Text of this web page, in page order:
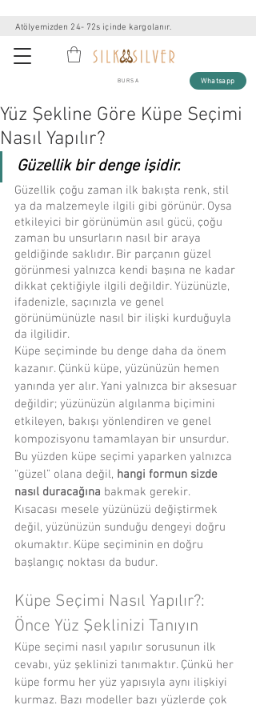
BURSA
Atölyemizden 24- 72s içinde kargolanır.
Whatsapp
Yüz Şekline Göre Küpe Seçimi
Nasıl Yapılır?
Güzellik bir denge işidir.
Güzellik çoğu zaman ilk bakışta renk, stil
ya da malzemeyle ilgili gibi görünür. Oysa
etkileyici bir görünümün asıl gücü, çoğu
zaman bu unsurların nasıl bir araya
geldiğinde saklıdır. Bir parçanın güzel
görünmesi yalnızca kendi başına ne kadar
dikkat çektiğiyle ilgili değildir. Yüzünüzle,
ifadenizle, saçınızla ve genel
görünümünüzle nasıl bir ilişki kurduğuyla
da ilgilidir.
Küpe seçiminde bu denge daha da önem
kazanır. Çünkü küpe, yüzünüzün hemen
yanında yer alır. Yani yalnızca bir aksesuar
değildir; yüzünüzün algılanma biçimini
etkileyen, bakışı yönlendiren ve genel
kompozisyonu tamamlayan bir unsurdur.
Bu yüzden küpe seçimi yaparken yalnızca
“güzel” olana değil, hangi formun sizde
nasıl duracağına bakmak gerekir.
Kısacası mesele yüzünüzü değiştirmek
değil, yüzünüzün sunduğu dengeyi doğru
okumaktır. Küpe seçiminin en doğru
başlangıç noktası da budur.
Küpe Seçimi Nasıl Yapılır?:
Önce Yüz Şeklinizi Tanıyın
Küpe seçimi nasıl yapılır sorusunun ilk
cevabı, yüz şeklinizi tanımaktır. Çünkü her
küpe formu her yüz yapısıyla aynı ilişkiyi
kurmaz. Bazı modeller bazı yüzlerde çok